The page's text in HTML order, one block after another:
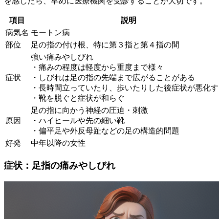
項目
説明
病気名 モートン病
部位
足の指の付け根、特に第３指と第４指の間
症状
強い痛みやしびれ
・痛みの程度は軽度から重度まで様々
・しびれは足の指の先端まで広がることがある
・長時間立っていたり、歩いたりした後症状が悪化
・靴を脱ぐと症状が和らぐ
原因
足の指に向かう神経の圧迫・刺激
・ハイヒールや先の細い靴
・偏平足や外反母趾などの足の構造的問題
好発
中年以降の女性
症状：足指の痛みやしびれ